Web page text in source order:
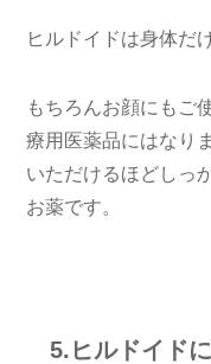
ヒルドイドは身体だ
もちろんお顔にもご
療用医薬品にはなり
いただけるほどしっ
お薬です。
5.ヒルドイド